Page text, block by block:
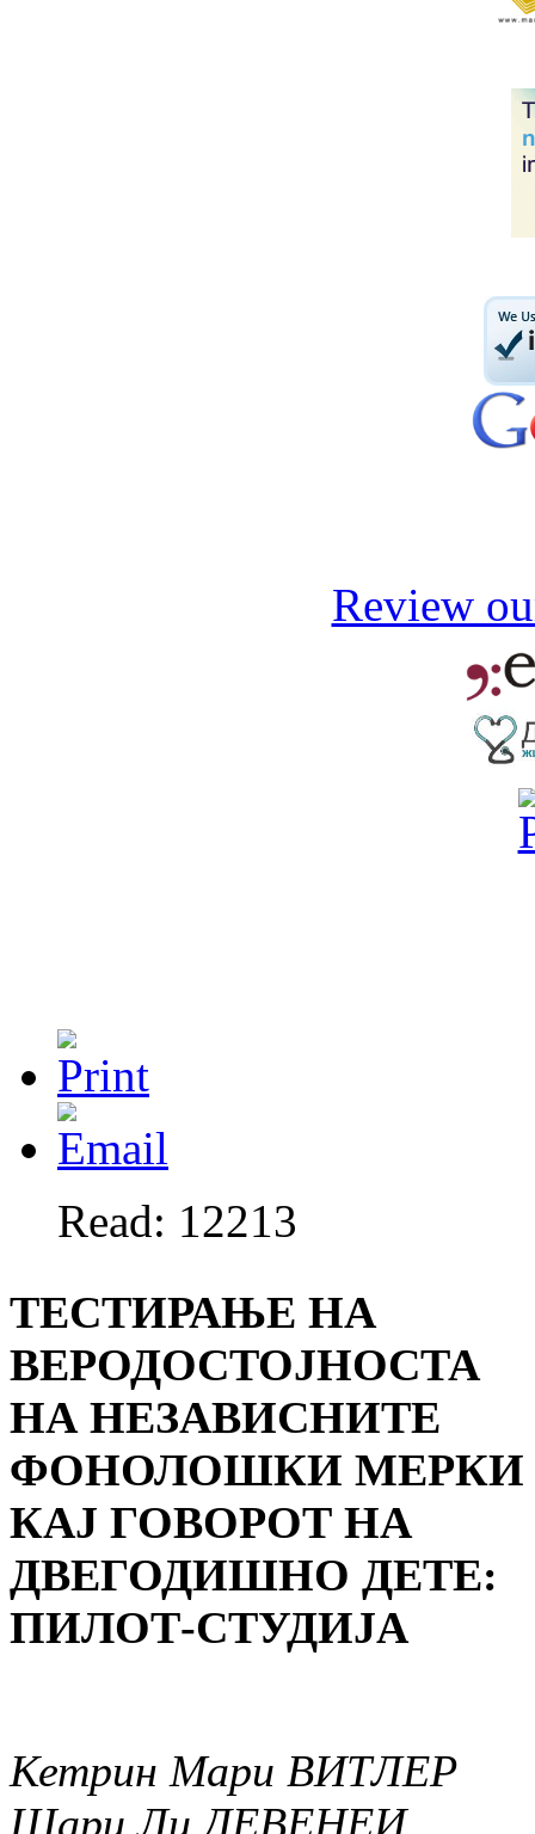
Review
Read: 12213
ТЕСТИРАЊЕ НА
ВЕРОДОСТОЈНОСТА
НА НЕЗАВИСНИТЕ
ФОНОЛОШКИ МЕРКИ
КАЈ ГОВОРОТ НА
ДВЕГОДИШНО ДЕТЕ:
ПИЛОТ-СТУДИЈА
Кетрин Мари ВИТЛЕР
Шари Ли ДЕВЕНЕИ